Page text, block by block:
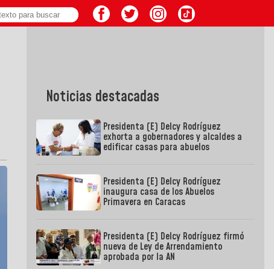
Noticias destacadas
Presidenta (E) Delcy Rodríguez
exhorta a gobernadores y alcaldes a
edificar casas para abuelos
Presidenta (E) Delcy Rodríguez
inaugura casa de los Abuelos
Primavera en Caracas
Presidenta (E) Delcy Rodríguez firmó
nueva de Ley de Arrendamiento
aprobada por la AN